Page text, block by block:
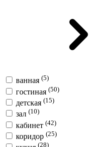
ванная (5)
гостиная (50)
детская (15)
зал (10)
кабинет (42)
коридор (25)
(28)